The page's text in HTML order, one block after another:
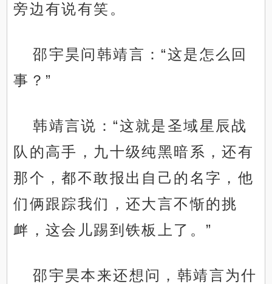
旁边有说有笑。
邵宇昊问韩靖言：“这是怎么回
事？”
韩靖言说：“这就是圣域星辰战
队的高手，九十级纯黑暗系，还有
那个，都不敢报出自己的名字，他
们俩跟踪我们，还大言不惭的挑
衅，这会儿踢到铁板上了。”
邵宇昊本来还想问，韩靖言为什